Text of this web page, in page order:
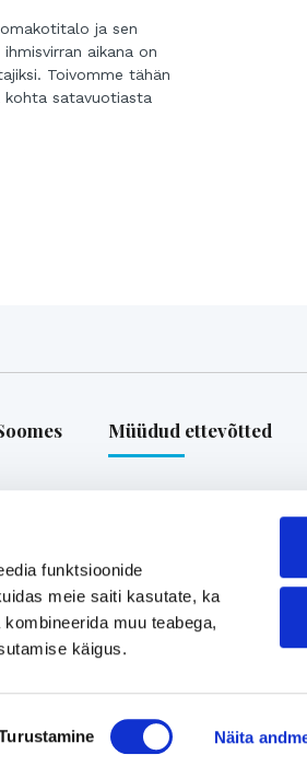
funktsioonide
meie saiti kasutate, ka
muu teabega,
käigus.
Näita
ja sen
aikana on
Toivomme tähän
kohta satavuotiasta
Müüdud ettevõtted